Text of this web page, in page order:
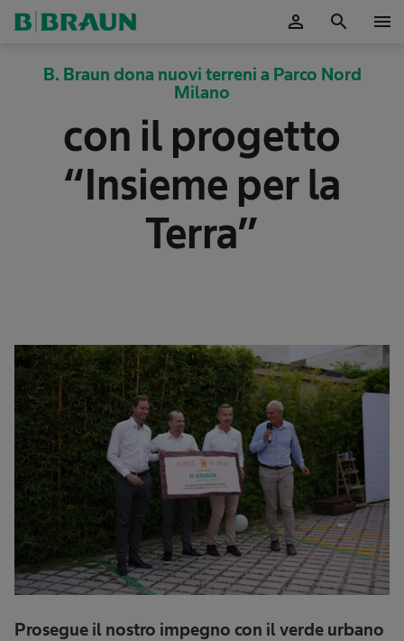
person search menu
B. Braun dona nuovi terreni a Parco Nord
Milano
con il progetto
“Insieme per la
Terra”
Prosegue il nostro impegno con il verde urbano